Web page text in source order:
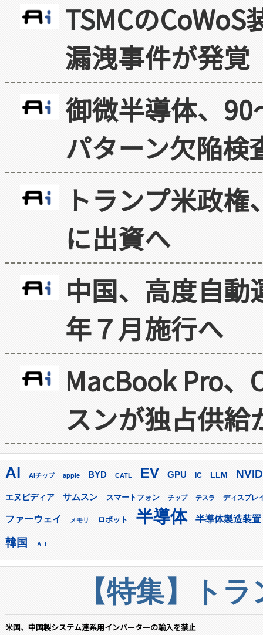
TSMCの
漏洩事件が発覚
御微半導体、
パターン欠陥検
トランプ米政
に出資へ
中国、高度自
年７月施行へ
MacBook Pro
スンが独占供給
AI AIチップ apple BYD CATL EV GPU IC LLM
エヌビディア サムスン スマートフォン チップ テスラ ディスプレ
ファーウェイ メモリ ロボット 半導体 半導体製造装置
韓国 ＡＩ
【特集】ト
米国、中国製システム連系用インバーターの輸入を禁止